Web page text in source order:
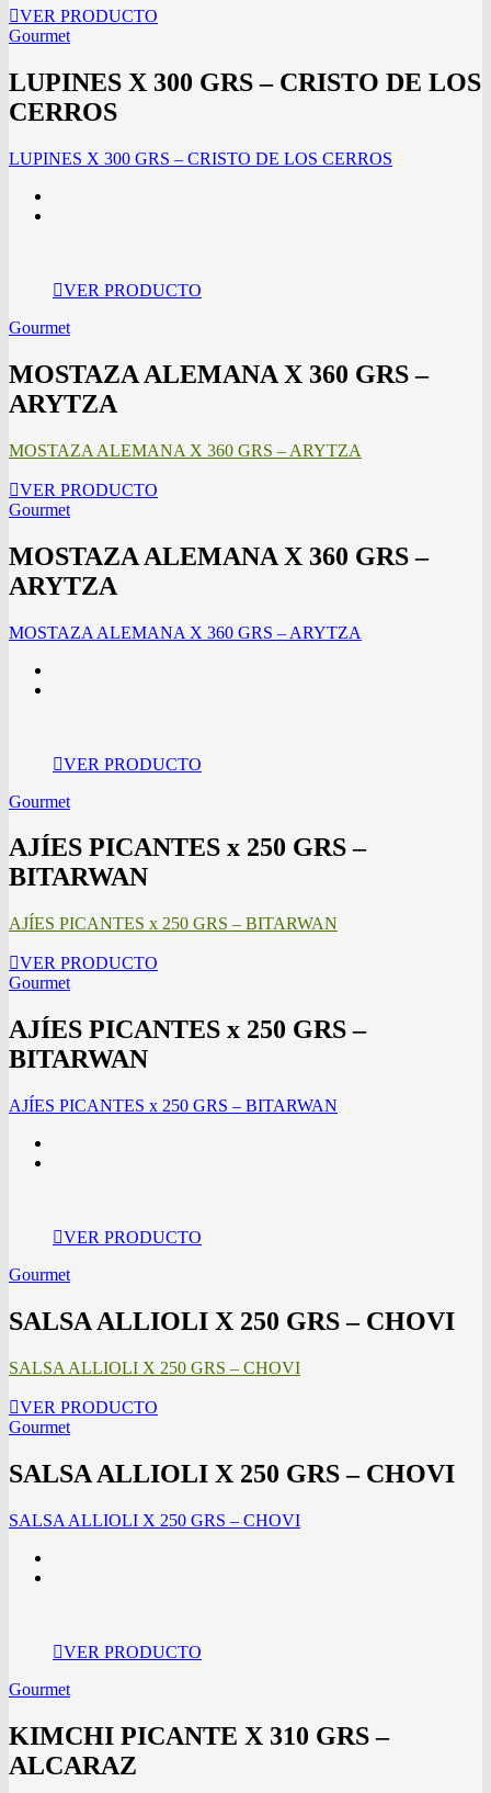
VER PRODUCTO
Gourmet
LUPINES X 300 GRS – CRISTO DE LOS
CERROS
LUPINES X 300 GRS – CRISTO DE LOS CERROS
VER PRODUCTO
Gourmet
MOSTAZA ALEMANA X 360 GRS –
ARYTZA
MOSTAZA ALEMANA X 360 GRS – ARYTZA
VER PRODUCTO
Gourmet
MOSTAZA ALEMANA X 360 GRS –
ARYTZA
MOSTAZA ALEMANA X 360 GRS – ARYTZA
VER PRODUCTO
Gourmet
AJÍES PICANTES x 250 GRS –
BITARWAN
AJÍES PICANTES x 250 GRS – BITARWAN
VER PRODUCTO
Gourmet
AJÍES PICANTES x 250 GRS –
BITARWAN
AJÍES PICANTES x 250 GRS – BITARWAN
VER PRODUCTO
Gourmet
SALSA ALLIOLI X 250 GRS – CHOVI
SALSA ALLIOLI X 250 GRS – CHOVI
VER PRODUCTO
Gourmet
SALSA ALLIOLI X 250 GRS – CHOVI
SALSA ALLIOLI X 250 GRS – CHOVI
VER PRODUCTO
Gourmet
KIMCHI PICANTE X 310 GRS –
ALCARAZ